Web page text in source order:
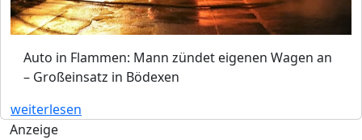
Auto in Flammen: Mann zündet eigenen Wagen an
– Großeinsatz in Bödexen
weiterlesen
Anzeige